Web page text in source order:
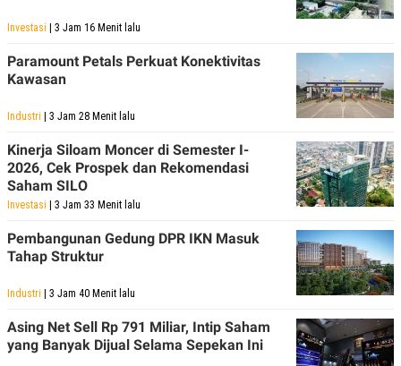
Investasi | 3 Jam 16 Menit lalu
Paramount Petals Perkuat Konektivitas
Kawasan
Industri | 3 Jam 28 Menit lalu
Kinerja Siloam Moncer di Semester I-
2026, Cek Prospek dan Rekomendasi
Saham SILO
Investasi | 3 Jam 33 Menit lalu
Pembangunan Gedung DPR IKN Masuk
Tahap Struktur
Industri | 3 Jam 40 Menit lalu
Asing Net Sell Rp 791 Miliar, Intip Saham
yang Banyak Dijual Selama Sepekan Ini